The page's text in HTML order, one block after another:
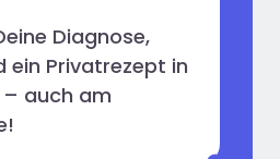
Diagnose,
ein Privatrezept in
auch am